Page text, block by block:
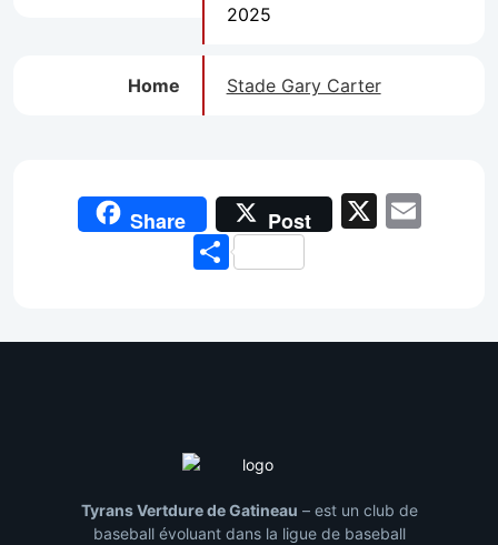
2025
Home Stade Gary Carter
Share Post X
Share
Tyrans Vertdure de Gatineau – est un club de
baseball évoluant dans la ligue de baseball